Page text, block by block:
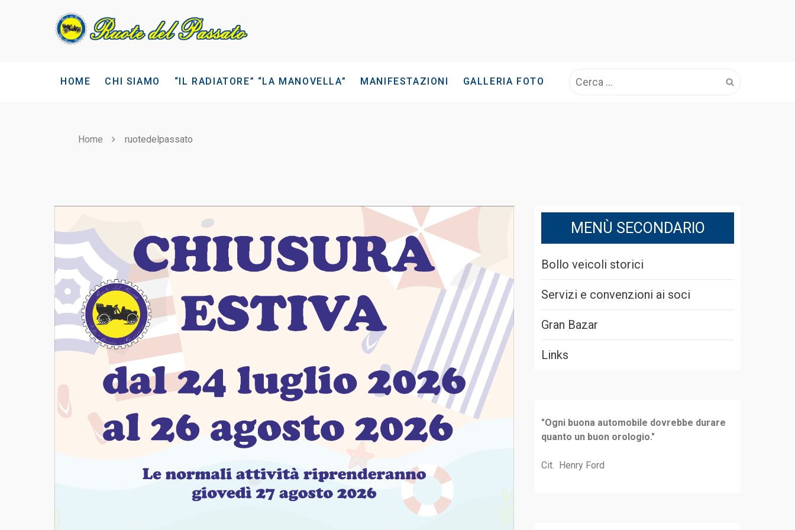
HOME CHI SIAMO “IL RADIATORE” “LA MANOVELLA” MANIFESTAZIONI GALLERIA FOTO
per:
Home ruotedelpassato
MENÙ SECONDARIO
Bollo veicoli storici
Servizi e convenzioni ai soci
Gran Bazar
Links
"Ogni buona automobile dovrebbe durare
quanto un buon orologio."
Cit. Henry Ford